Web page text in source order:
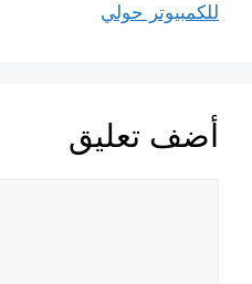
للكمبيوتر حولي
أضف تعليق